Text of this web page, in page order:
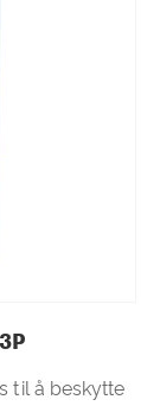
til å beskytte